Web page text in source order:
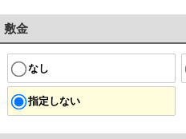
敷金
なし
指定しない